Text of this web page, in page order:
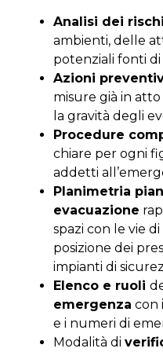
Analisi dei rischi
ambienti, delle
potenziali fonti di
Azioni
misure già in
la gravità degli
Procedure
chiare per ogni
addetti
Planimetria
evacuazione
spazi con le vie
posizione dei
impianti di
Elenco e ruoli
emergenza con
e i numeri di
Modalità di